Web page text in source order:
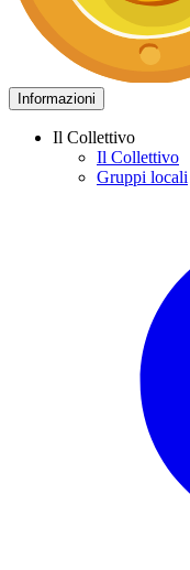
Informazioni
Il Collettivo
Il Collettivo
Gruppi locali